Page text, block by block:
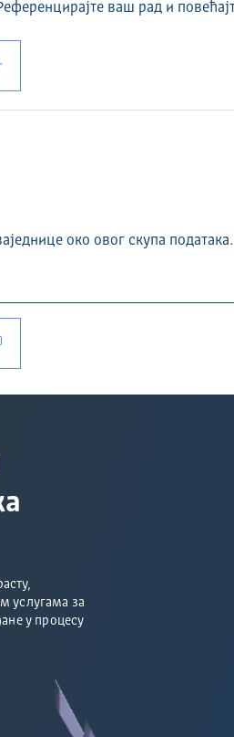
ваш рад и
око овог скупа података.
услугама за
у процесу